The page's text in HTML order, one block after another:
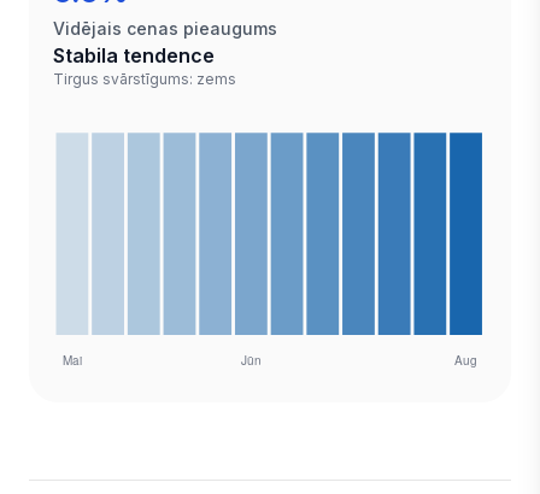
Vidējais cenas pieaugums
Stabila tendence
Tirgus svārstīgums: zems